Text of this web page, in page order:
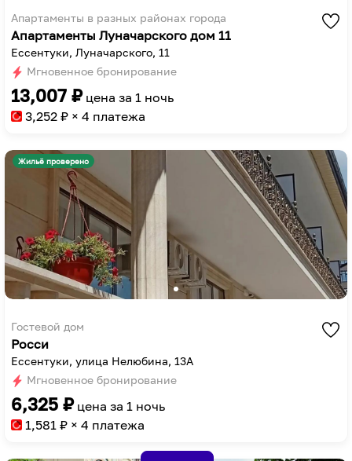
the
the
keyboard
shortcuts
for
changing
Press
get
the
keyboard
shortcuts
changing
Апартаменты в разных районах города
Апартаменты Луначарского дом 11
Ессентуки, Луначарского, 11
Мгновенное бронирование
13,007 ₽ цена за 1 ночь
3,252 ₽ × 4 платежа
Жильё проверено
Гостевой дом
Росси
Ессентуки, улица Нелюбина, 13А
Мгновенное бронирование
6,325 ₽ цена за 1 ночь
1,581 ₽ × 4 платежа